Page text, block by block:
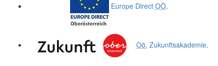
Europe Direct OÖ.
Oö. Zukunftsakademie.